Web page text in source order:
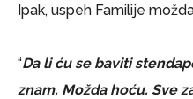
Ipak, uspeh Familije
“Da li ću se baviti
znam. Možda hoću. Sve